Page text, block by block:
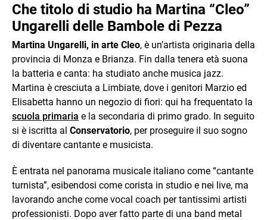
Che titolo di studio ha Martina “Cleo”
Ungarelli delle Bambole di Pezza
Martina Ungarelli, in arte Cleo, è un’artista originaria della
provincia di Monza e Brianza. Fin dalla tenera età suona
la batteria e canta: ha studiato anche musica jazz.
Martina è cresciuta a Limbiate, dove i genitori Marzio ed
Elisabetta hanno un negozio di fiori: qui ha frequentato la
scuola primaria e la secondaria di primo grado. In seguito
si è iscritta al Conservatorio, per proseguire il suo sogno
di diventare cantante e musicista.
È entrata nel panorama musicale italiano come “cantante
turnista”, esibendosi come corista in studio e nei live, ma
lavorando anche come vocal coach per tantissimi artisti
professionisti. Dopo aver fatto parte di una band metal